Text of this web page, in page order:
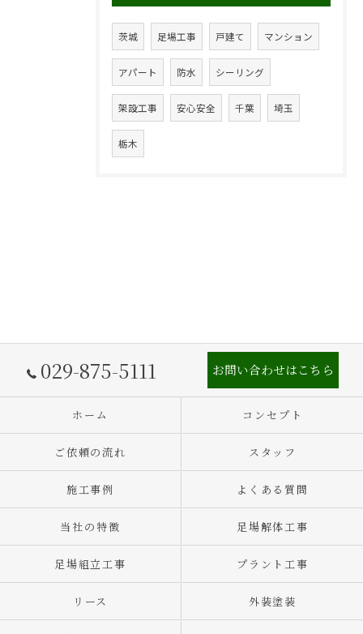
茨城 足場工事 戸建て マンション
アパート 防水 シーリング
架設工事 安心安全 千葉 埼玉
栃木
029-875-5111 お問い合わせはこちら
ホーム コンセプト
ご依頼の流れ スタッフ
施工事例 よくある質問
当社の特徴 足場解体工事
足場組立工事 プラント工事
リース 外装塗装